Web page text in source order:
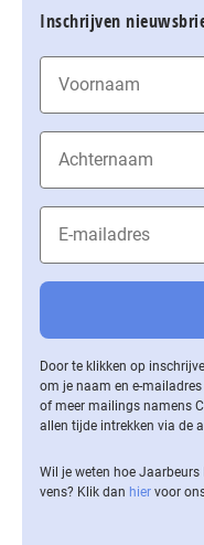
Inschrijven
Door te klikken op
om je naam en e-
of meer mailings namens
allen tijde intrekken via de
Wil je weten hoe
vens? Klik dan hier voor